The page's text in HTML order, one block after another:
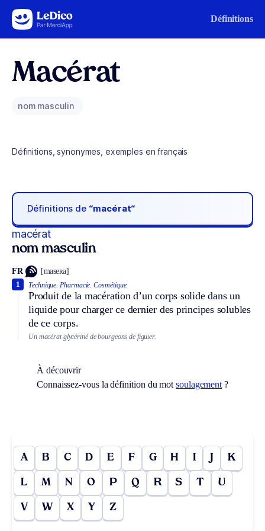
Aller au contenu Définitions
Macérat
nom masculin
Définitions, synonymes, exemples en français
Définitions de “macérat“
macérat
nom masculin
FR [maseʀa]
Technique. Pharmacie. Cosmétique.
Produit de la macération d’un corps solide dans un
liquide pour charger ce dernier des principes solubles
de ce corps.
1
Un macérat glycériné de bourgeons de figuier.
À découvrir
Connaissez-vous la définition du motsoulagement ?
A B C D E F G H I J K
L M N O P Q R S T U
V W X Y Z